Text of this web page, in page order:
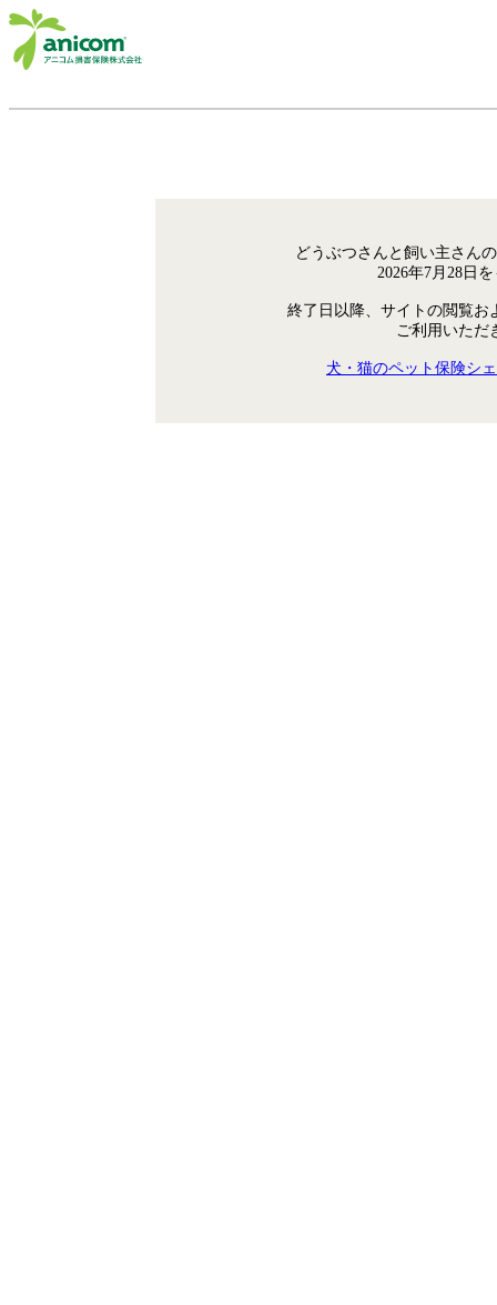
どうぶつさんと飼い主さん
2026年7月28日
終了日以降、サイトの閲覧お
ご利用いただ
犬・猫のペット保険シ